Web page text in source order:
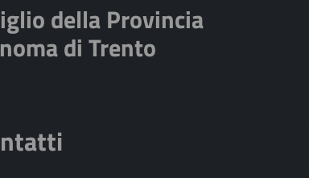
della Provincia
di Trento